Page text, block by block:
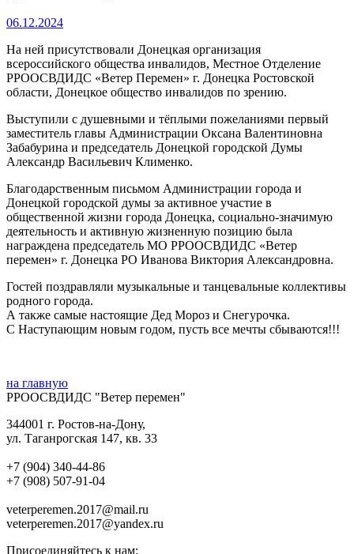
06.12.2024
На ней присутствовали Донецкая организация
всероссийского общества инвалидов, Местное Отделение
РРООСВДИДС «Ветер Перемен» г. Донецка Ростовской
области, Донецкое общество инвалидов по зрению.
Выступили с душевными и тёплыми пожеланиями первый
заместитель главы Администрации Оксана Валентиновна
Забабурина и председатель Донецкой городской Думы
Александр Васильевич Клименко.
Благодарственным письмом Администрации города и
Донецкой городской думы за активное участие в
общественной жизни города Донецка, социально-значимую
деятельность и активную жизненную позицию была
награждена председатель МО РРООСВДИДС «Ветер
перемен» г. Донецка РО Иванова Виктория Александровна.
Гостей поздравляли музыкальные и танцевальные коллективы
родного города.
А также самые настоящие Дед Мороз и Снегурочка.
С Наступающим новым годом, пусть все мечты сбываются!!!
на главную
РРООСВДИДС "Ветер перемен"
344001 г. Ростов-на-Дону,
ул. Таганрогская 147, кв. 33‍
+7 (904) 340-44-86
+7 (908) 507-91-04‍
veterperemen.2017@mail.ru
veterperemen.2017@yandex.ru
Присоединяйтесь к нам: